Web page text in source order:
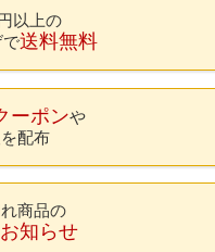
以上の
で送料無料
ーポン
配布
商品の
知らせ